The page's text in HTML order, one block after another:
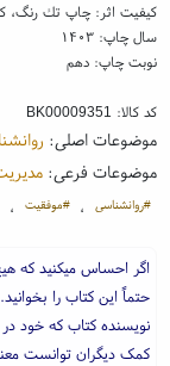
کیفیت اثر: چاپ تك رنگ،
سال چاپ: ۱۴۰۳
نوبت چاپ: دهم
کد کالا: BK00009351
موضوعات اصلی:
موضوعات فرعی:
#روانشناسی ، #موفقیت ،
اگر احساس میکنید که
حتماً این کتاب را بخوانید.
نویسنده کتاب که خود
کمک دیگران توانست